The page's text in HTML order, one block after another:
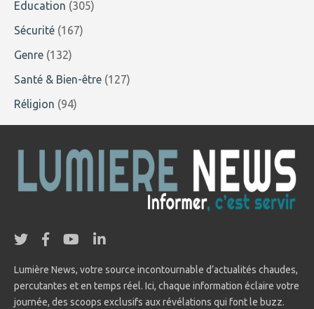
Education (305)
Sécurité (167)
Genre (132)
Santé & Bien-être (127)
Réligion (94)
Lumière News, votre source incontournable d’actualités chaudes,
percutantes et en temps réel. Ici, chaque information éclaire votre
journée, des scoops exclusifs aux révélations qui font le buzz.